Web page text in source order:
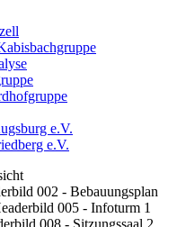
e.V.
e.V.